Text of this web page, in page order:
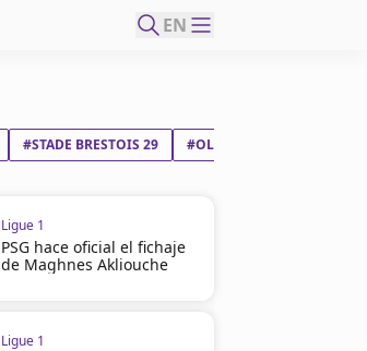
EN
#STADE BRESTOIS 29 #OLYMPIQUE DE
Ligue 1
PSG hace oficial el fichaje
de Maghnes Akliouche
Ligue 1